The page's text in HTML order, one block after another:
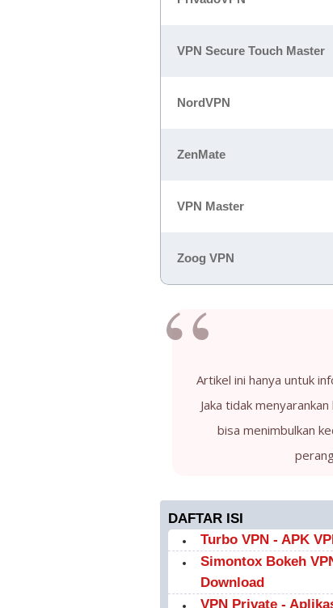
VPN Secure Touch Master
NordVPN
ZenMate
VPN Master
Zoog VPN
Artikel ini hanya untuk
Jaka tidak
bisa menimbulkan
DAFTAR ISI
Turbo VPN - APK
Simontox Bokeh
Download
VPN Private -